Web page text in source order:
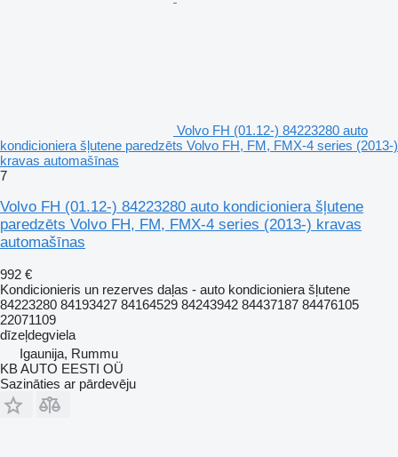
Volvo FH (01.12-) 84223280 auto
kondicioniera šļutene paredzēts Volvo FH, FM, FMX-4 series (2013-)
kravas automašīnas
7
Volvo FH (01.12-) 84223280 auto kondicioniera šļutene
paredzēts Volvo FH, FM, FMX-4 series (2013-) kravas
automašīnas
992 €
Kondicionieris un rezerves daļas - auto kondicioniera šļutene
84223280 84193427 84164529 84243942 84437187 84476105
22071109
dīzeļdegviela
Igaunija, Rummu
KB AUTO EESTI OÜ
Sazināties ar pārdevēju